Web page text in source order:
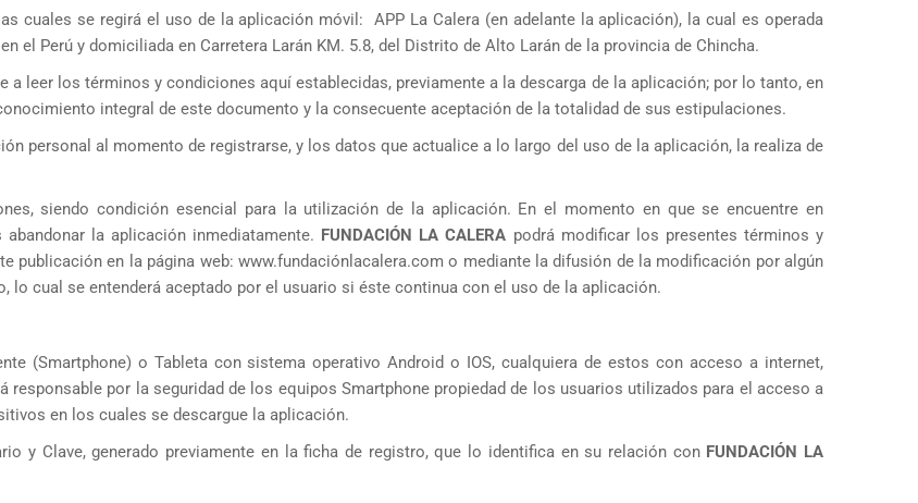
cuales se regirá el uso de la aplicación móvil: APP La Calera (en adelante la aplicación), la cual es operada
el Perú y domiciliada en Carretera Larán KM. 5.8, del Distrito de Alto Larán de la provincia de Chincha.
a leer los términos y condiciones aquí establecidas, previamente a la descarga de la aplicación; por lo tanto, en
integral de este documento y la consecuente aceptación de la totalidad de sus estipulaciones.
personal al momento de registrarse, y los datos que actualice a lo largo del uso de la aplicación, la realiza de
siendo condición esencial para la utilización de la aplicación. En el momento en que se encuentre en
la aplicación inmediatamente. FUNDACIÓN LA CALERA podrá modificar los presentes términos y
publicación en la página web: www.fundaciónlacalera.com o mediante la difusión de la modificación por algún
cual se entenderá aceptado por el usuario si éste continua con el uso de la aplicación.​
(Smartphone) o Tableta con sistema operativo Android o IOS, cualquiera de estos con acceso a internet,
responsable por la seguridad de los equipos Smartphone propiedad de los usuarios utilizados para el acceso a
en los cuales se descargue la aplicación.
y Clave, generado previamente en la ficha de registro, que lo identifica en su relación con FUNDACIÓN LA